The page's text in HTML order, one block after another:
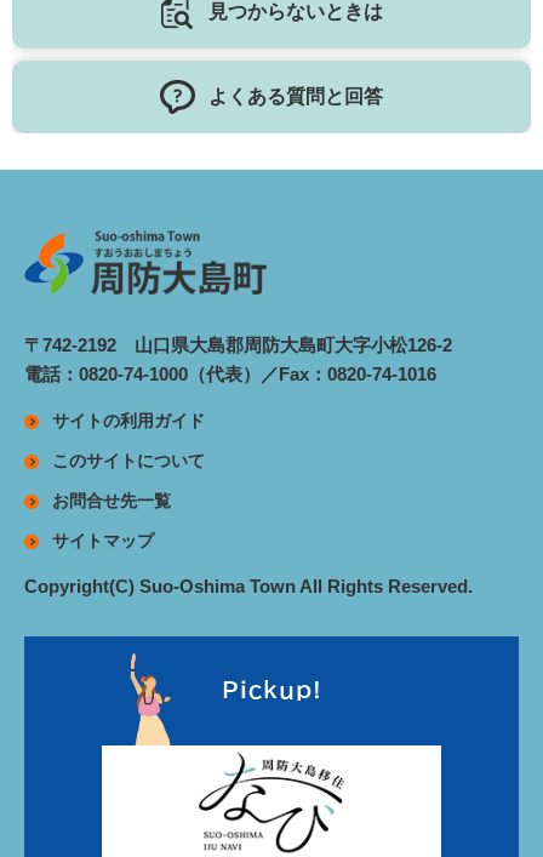
見つからないときは
よくある質問と回答
〒742-2192 山口県大島郡周防大島町大字小松126-2
電話：0820-74-1000（代表）／Fax：0820-74-1016
サイトの利用ガイド
このサイトについて
お問合せ先一覧
サイトマップ
Copyright(C) Suo-Oshima Town All Rights Reserved.